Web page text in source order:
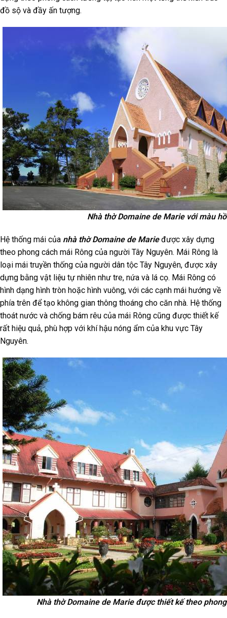
đồ sộ và đầy ấn tượng.
Nhà thờ Domaine de Marie với màu
Hệ thống mái của nhà thờ Domaine de Marieđược xây dựng
theo phong cách mái Rông của người Tây Nguyên. Mái Rông là
loại mái truyền thống của người dân tộc Tây Nguyên, được xây
dựng bằng vật liệu tự nhiên như tre, nứa và lá cọ. Mái Rông có
hình dạng hình tròn hoặc hình vuông, với các cạnh mái hướng về
phía trên để tạo không gian thông thoáng cho căn nhà. Hệ thống
thoát nước và chống bám rêu của mái Rông cũng được thiết kế
rất hiệu quả, phù hợp với khí hậu nóng ẩm của khu vực Tây
Nguyên.
Nhà thờ Domaine de Marie được thiết kế theo